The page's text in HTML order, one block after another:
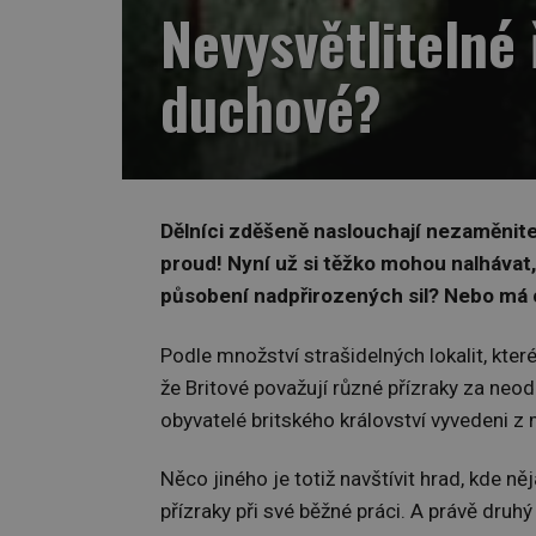
duchové?
Dělníci zděšeně naslouchají
proud! Nyní už si těžko mohou
působení nadpřirozených sil? Nebo
Podle množství strašidelných lokalit,
že Britové považují různé přízraky za
obyvatelé britského království vyvedeni z
Něco jiného je totiž navštívit hrad, kde
přízraky při své běžné práci. A právě